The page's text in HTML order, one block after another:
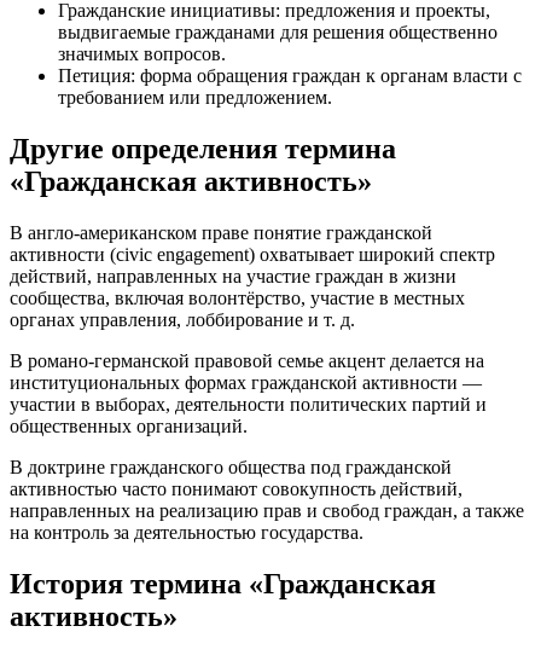
Гражданские инициативы: предложения и проекты,
выдвигаемые гражданами для решения общественно
значимых вопросов.
Петиция: форма обращения граждан к органам власти с
требованием или предложением.
Другие определения термина
«Гражданская активность»
В англо-американском праве понятие гражданской
активности (civic engagement) охватывает широкий спектр
действий, направленных на участие граждан в жизни
сообщества, включая волонтёрство, участие в местных
органах управления, лоббирование и т. д.
В романо-германской правовой семье акцент делается на
институциональных формах гражданской активности —
участии в выборах, деятельности политических партий и
общественных организаций.
В доктрине гражданского общества под гражданской
активностью часто понимают совокупность действий,
направленных на реализацию прав и свобод граждан, а также
на контроль за деятельностью государства.
История термина «Гражданская
активность»